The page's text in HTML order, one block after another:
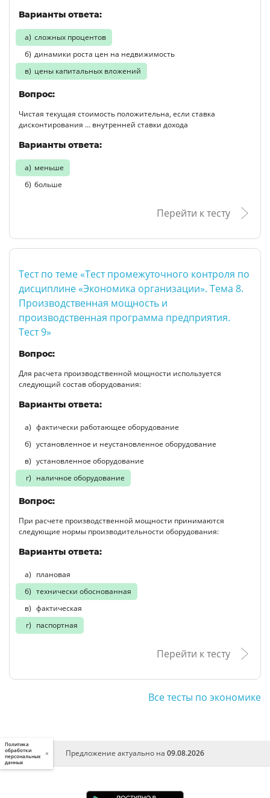
Варианты ответа:
сложных процентов
динамики роста цен на недвижимость
цены капитальных вложений
Вопрос:
Чистая текущая стоимость положительна, если ставка
дисконтирования … внутренней ставки дохода
Варианты ответа:
меньше
больше
Перейти к тесту
Тест по теме «Тест промежуточного контроля по
дисциплине «Экономика организации». Тема 8.
Производственная мощность и
производственная программа предприятия.
Тест 9»
Вопрос:
Для расчета производственной мощности используется
следующий состав оборудования:
Варианты ответа:
фактически работающее оборудование
установленное и неустановленное оборудование
установленное оборудование
наличное оборудование
Вопрос:
При расчете производственной мощности принимаются
следующие нормы производительности оборудования:
Варианты ответа:
плановая
технически обоснованная
фактическая
паспортная
Перейти к тесту
Все тесты по экономике
Предложение актуально на 09.08.2026
Политика
обработки
персональных
данных
×